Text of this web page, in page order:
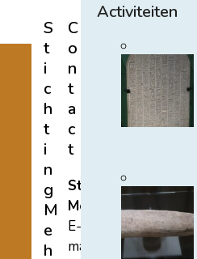
Activiteiten
S
t
i
c
h
t
i
n
g
M
e
h
C
o
n
t
a
c
t
Stichting
Mehen
E-
mail: